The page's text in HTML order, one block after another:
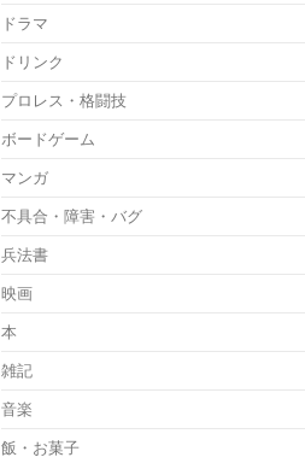
ドラマ
ドリンク
プロレス・格闘技
ボードゲーム
マンガ
不具合・障害・バグ
兵法書
映画
本
雑記
音楽
飯・お菓子